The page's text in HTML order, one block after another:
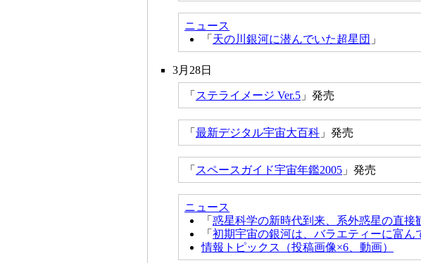
ニュース
「 天の川銀河に潜んでいた超星団 」
3月28日
「 ステライメージ Ver.5 」発売
「 最新デジタル宇宙大百科 」発売
「 スペースガイド宇宙年鑑2005 」発売
ニュース
「 惑星科学の新時代到来、系外惑星の直接
「 初期宇宙の銀河は、バラエティーに富ん
情報トピックス（投稿画像×6、動画）